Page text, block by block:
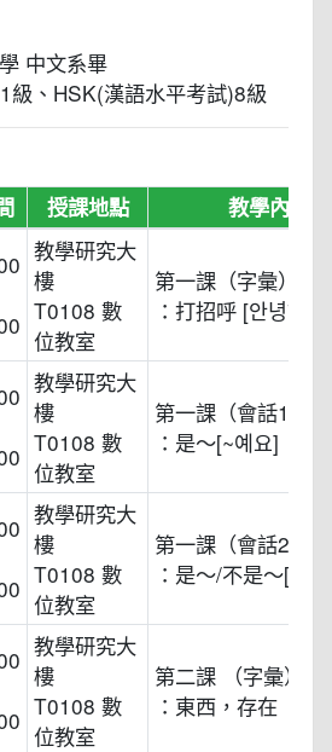
中文系畢
級、HSK(漢語水平考試)8級
授課地點 教學內容
教學研究大
樓
T0108 數
位教室
第一課（字彙）
：打招呼 [안녕하
教學研究大
樓
T0108 數
位教室
第一課（會話1）
：是～[~예요]
教學研究大
樓
T0108 數
位教室
第一課（會話2）
：是～/不是～[~입
教學研究大
樓
T0108 數
位教室
第二課 （字彙）
：東西，存在